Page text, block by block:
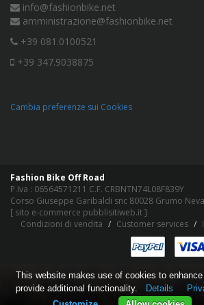
info@fashionbike.net
amministrazione@fashionbike.net
+39 081.0100521
+39 347.9038875
Cambia preferenze sui Cookies
Fashion Bike Off Road
P.Iva : 06564571211 C.F. CRBNTN74L08F839Y
Corso Giuseppe Garibaldi snc 80028 Grumo
[ sito e-commerce pubblisitiweb.it]
Condizioni di vendita
Customer services
This website makes use of cookies to
provide additional functionality.
Details